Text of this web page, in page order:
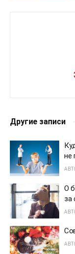
Другие записи
не
О
за